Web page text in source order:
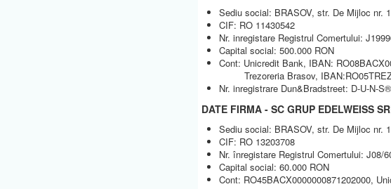
Sediu social: BRASOV, str. De Mijloc nr.
CIF: RO 11430542
Nr. inregistare Registrul Comertului:
Capital social: 500.000 RON
Cont: Unicredit Bank, IBAN:
Trezoreria Brasov,
Nr. inregistrare Dun&Bradstreet: D-U-N-
DATE FIRMA - SC GRUP EDELWEISS
Sediu social: BRASOV, str. De Mijloc nr.
CIF: RO 13203708
Nr. înregistare Registrul Comertului: J08/
Capital social: 60.000 RON
Cont: RO45BACX0000000871202000,